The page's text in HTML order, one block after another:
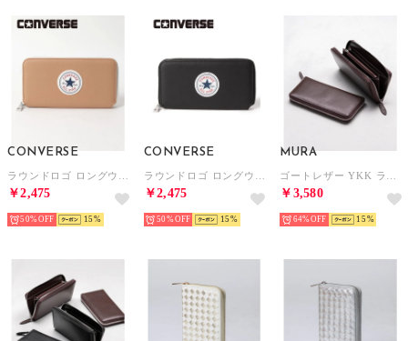
CONVERSE
￥2,475
50% 15
CONVERSE
￥2,475
50% 15
MURA
￥3,580
64% 15